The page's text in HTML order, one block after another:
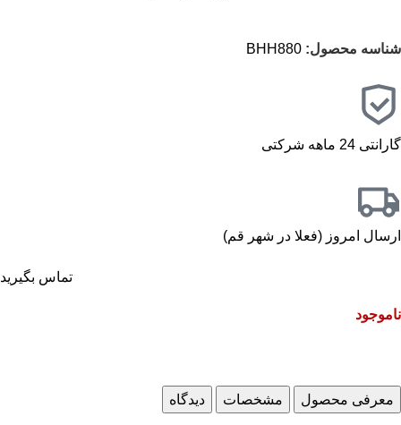
شناسه محصول: BHH880
گارانتی 24 ماهه شرکتی
ارسال امروز (فعلا در شهر قم)
تماس بگیرید
ناموجود
معرفی محصول مشخصات دیدگاه